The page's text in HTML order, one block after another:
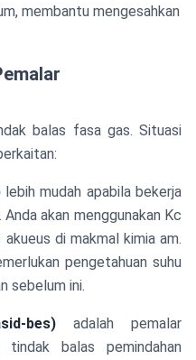
membantu mengesahkan
balas fasa gas. Situasi
lebih mudah apabila bekerja
akan menggunakan Kc
di makmal kimia am.
pengetahuan suhu
sebelum ini.
bes) adalah pemalar
tindak balas pemindahan